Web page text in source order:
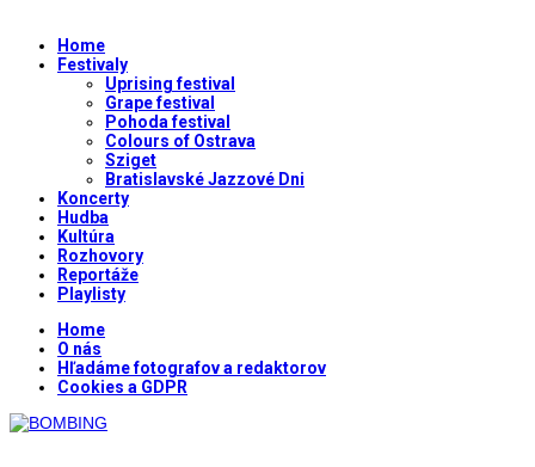
Home
Festivaly
Uprising festival
Grape festival
Pohoda festival
Colours of Ostrava
Sziget
Bratislavské Jazzové Dni
Koncerty
Hudba
Kultúra
Rozhovory
Reportáže
Playlisty
Home
O nás
Hľadáme fotografov a redaktorov
Cookies a GDPR